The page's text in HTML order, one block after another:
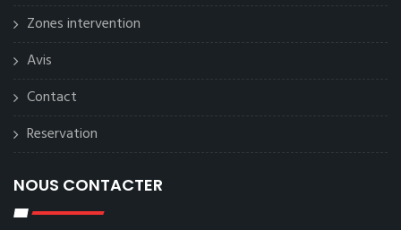
Zones intervention
Avis
Contact
Reservation
NOUS CONTACTER